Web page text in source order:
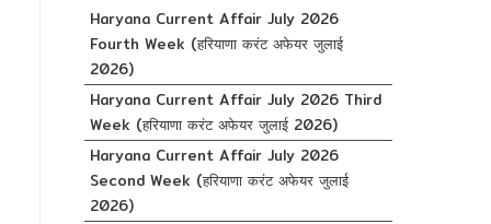
Haryana Current Affair July 2026
Fourth Week (हरियाणा करंट अफेयर जुलाई
2026)
Haryana Current Affair July 2026 Third
Week (हरियाणा करंट अफेयर जुलाई 2026)
Haryana Current Affair July 2026
Second Week (हरियाणा करंट अफेयर जुलाई
2026)